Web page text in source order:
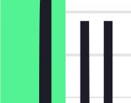
180 days